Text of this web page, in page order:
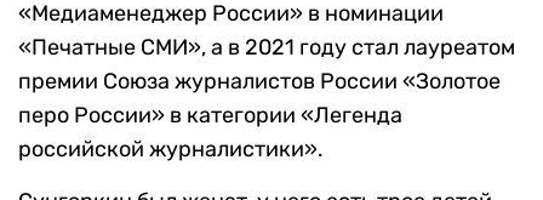
«Медиаменеджер России» в номинации
«Печатные СМИ», а в 2021 году стал лауреатом
премии Союза журналистов России «Золотое
перо России» в категории «Легенда
российской журналистики».